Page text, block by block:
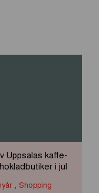
Uppsalas kaffe-
i jul
, Shopping